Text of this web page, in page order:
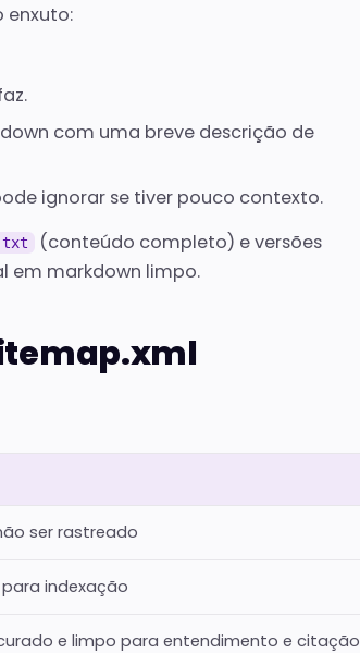
enxuto:
com uma breve descrição de
ignorar se tiver pouco contexto.
(conteúdo completo) e versões
em markdown limpo.
ser rastreado
para indexação
e limpo para entendimento e citação